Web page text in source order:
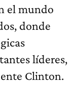
el mundo
donde
líderes,
Clinton.